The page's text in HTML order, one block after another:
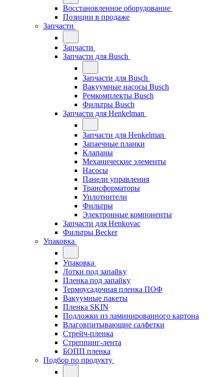
Восстановленное оборудование
Позиции в продаже
Запчасти
Запчасти
Запчасти для Busch
Запчасти для Busch
Вакуумные насосы Busch
Ремкомплекты Busch
Фильтры Busch
Запчасти для Henkelman
Запчасти для Henkelman
Запаечные планки
Клапаны
Механические элементы
Насосы
Панели управления
Трансформаторы
Уплотнители
Фильтры
Электронные компоненты
Запчасти для Henkovac
Фильтры Becker
Упаковка
Упаковка
Лотки под запайку
Пленка под запайку
Термоусадочная пленка ПОФ
Вакуумные пакеты
Пленка SKIN
Подложки из ламинированного картона
Влаговпитывающие салфетки
Стрейч-пленка
Стреппинг-лента
БОПП пленка
Подбор по продукту